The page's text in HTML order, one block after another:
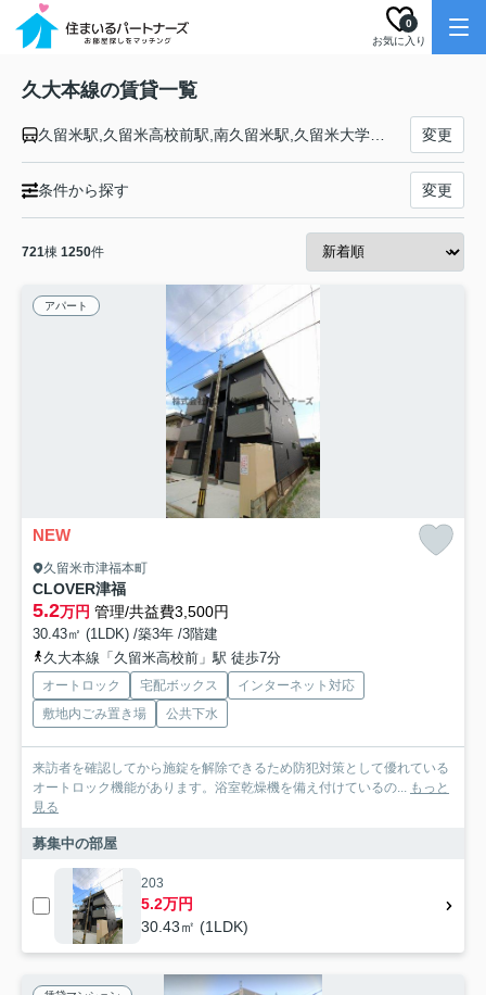
お気に入り
0
久大本線の賃貸一覧
変更
条件から探す 変更
721棟 1250件
アパート
NEW
久留米市津福本町
CLOVER津福
5.2万円 管理/共益費3,500円
30.43㎡ (1LDK) /築3年 /3階建
久大本線「久留米高校前」駅 徒歩7分
オートロック 宅配ボックス
インターネット対応
敷地内ごみ置き場
公共下水
来訪者を確認してから施錠を解除できるため防犯対策として優れている
オートロック機能があります。浴室乾燥機を備え付けているの... もっと
見る
募集中の部屋
203
5.2万円
30.43㎡ (1LDK)